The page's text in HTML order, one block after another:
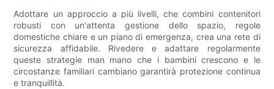
Adottare un approccio a più livelli, che combini contenitori
robusti con un'attenta gestione dello spazio, regole
domestiche chiare e un piano di emergenza, crea una rete di
sicurezza affidabile. Rivedere e adattare regolarmente
queste strategie man mano che i bambini crescono e le
circostanze familiari cambiano garantirà protezione continua
e tranquillità.